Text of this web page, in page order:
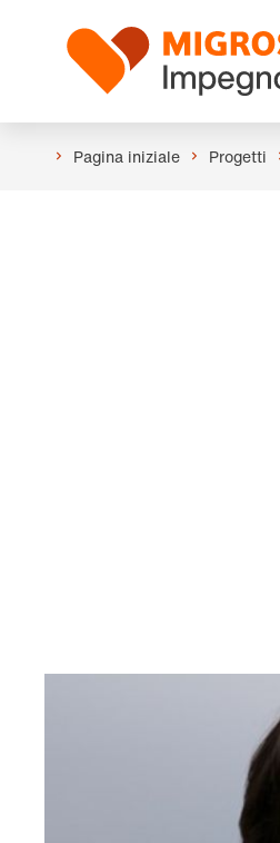
navigazione
Logo
Pagina iniziale Progetti